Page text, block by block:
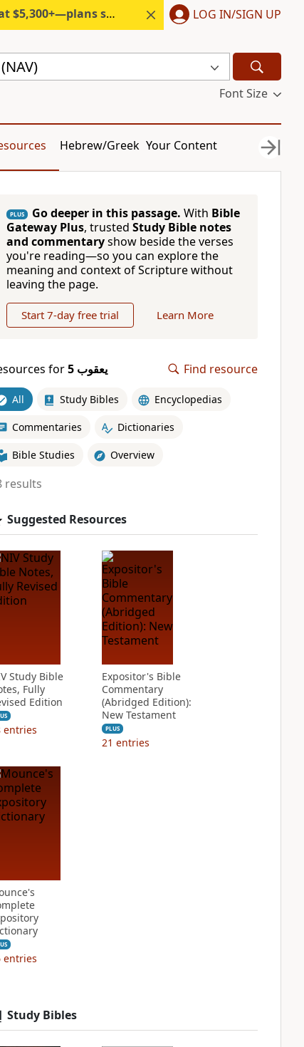
start under $6/month. LOG IN/SIGN UP
Font Size
Hebrew/Greek Your Content
PLUS Go deeper in this passage. With Bible
Gateway Plus, trusted Study Bible notes
and commentaryshow beside the verses
you're reading—so you can explore the
meaning and context of Scripture without
leaving the page.
Start 7-day free trial Learn More
for ﻳﻌﻘﻮﺏ 5 Find resource
All Study Bibles Encyclopedias
Commentaries Dictionaries
Bible Studies Overview
results
Suggested Resources
Study Bible
Fully
Edition
entries
Expositor's Bible
Commentary
(Abridged Edition):
New Testament
PLUS
21 entries
entries
Study Bibles